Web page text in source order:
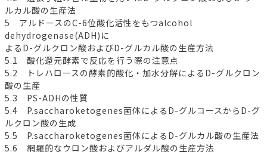
ルカル酸の生産法
5 アルドースのC-6位酸化活性をもつalcohol
dehydrogenase(ADH)に
よるD-グルクロン酸およびD-グルカル酸の生産方法
5.1 酸化還元酵素で反応を行う際の注意点
5.2 トレハロースの酵素的酸化・加水分解によるD-グルクロン
酸の生産
5.3 PS-ADHの性質
5.4 P.saccharoketogenes菌体によるD-グルコースからD-グ
ルクロン酸の生成
5.5 P.saccharoketogenes菌体によるD-グルカル酸の生産法
5.6 網羅的なウロン酸およびアルダル酸の生産方法